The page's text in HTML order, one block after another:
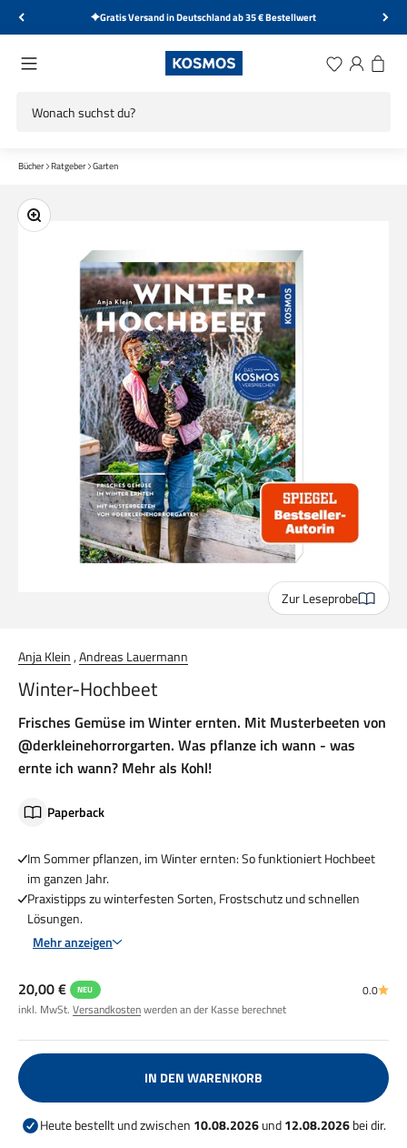
Zum Inhalt springenGratis Versand in Deutschland ab 35 € Bestellwert
Menü KOSMOS Verlag Wunschliste
Anmelden
Bücher Ratgeber Garten
Bild vergrößern
Zur Leseprobe
Anja Klein,Andreas Lauermann
Winter-Hochbeet
Frisches Gemüse im Winter ernten. Mit Musterbeeten von
@derkleinehorrorgarten. Was pflanze ich wann - was
ernte ich wann? Mehr als Kohl!
Paperback
Im Sommer pflanzen, im Winter ernten: So funktioniert Hochbeet
im ganzen Jahr.
Praxistipps zu winterfesten Sorten, Frostschutz und schnellen
Lösungen.
Mehr anzeigen
Angebot
20,00 € NEU
inkl. MwSt. Versandkostenwerden an der Kasse berechnet
0.0
IN DEN WARENKORB
Heute bestellt und zwischen 10.08.2026und12.08.2026bei dir.